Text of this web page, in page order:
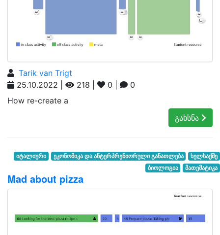
Tarik van Trigt
25.10.2022 |
218 | 0 |
0
How re-create a
გახსნა
იტალიური ეკონომიკა და ანტერპრენიორული განათლება
ხელსაქმე
ბიოლოგია
მათემატიკა
Mad about pizza